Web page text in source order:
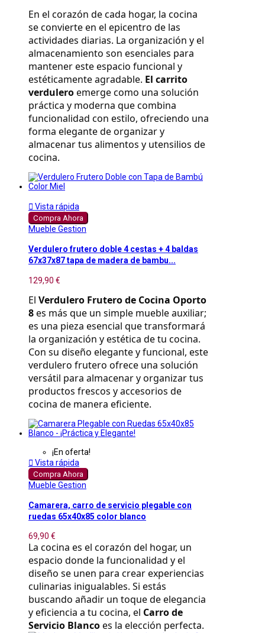
En el corazón de cada hogar, la cocina
se convierte en el epicentro de las
actividades diarias. La organización y el
almacenamiento son esenciales para
mantener este espacio funcional y
estéticamente agradable. El carrito
verdulero emerge como una solución
práctica y moderna que combina
funcionalidad con estilo, ofreciendo una
forma elegante de organizar y
almacenar tus alimentos y utensilios de
cocina.
 Vista rápida
Compra Ahora
Mueble Gestion
Verdulero frutero doble 4 cestas + 4 baldas
67x37x87 tapa de madera de bambu...
129,90 €
El Verdulero Frutero de Cocina Oporto
8 es más que un simple mueble auxiliar;
es una pieza esencial que transformará
la organización y estética de tu cocina.
Con su diseño elegante y funcional, este
verdulero frutero ofrece una solución
versátil para almacenar y organizar tus
productos frescos y accesorios de
cocina de manera eficiente.
¡En oferta!
 Vista rápida
Compra Ahora
Mueble Gestion
Camarera, carro de servicio plegable con
ruedas 65x40x85 color blanco
69,90 €
La cocina es el corazón del hogar, un
espacio donde la funcionalidad y el
diseño se unen para crear experiencias
culinarias inigualables. Si estás
buscando añadir un toque de elegancia
y eficiencia a tu cocina, el Carro de
Servicio Blanco es la elección perfecta.